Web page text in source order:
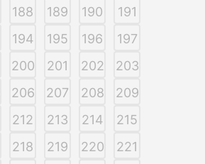
188 189 190
191
194 195 196
197
200 201 202
203
206 207 208
209
212 213 214
215
218 219 220
221